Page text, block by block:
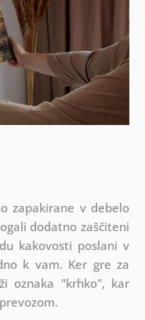
zapakirane v debelo
dodatno zaščiteni
kakovosti poslani v
k vam. Ker gre za
oznaka "krhko", kar